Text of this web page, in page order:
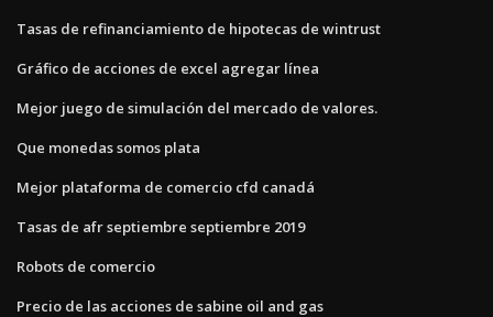
Tasas de refinanciamiento de hipotecas de wintrust
Gráfico de acciones de excel agregar línea
Mejor juego de simulación del mercado de valores.
Que monedas somos plata
Mejor plataforma de comercio cfd canadá
Tasas de afr septiembre septiembre 2019
Robots de comercio
Precio de las acciones de sabine oil and gas